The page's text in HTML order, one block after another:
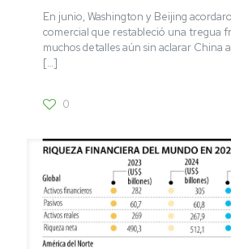
En junio, Washington y Beijing
comercial que restableció una tregua
muchos detalles aún sin aclarar China
[…]
0